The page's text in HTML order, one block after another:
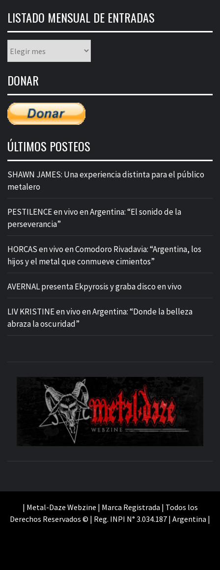
LISTADO MENSUAL DE ENTRADAS
mensual
entradas
DONAR
ÚLTIMOS POSTEOS
SHAWN JAMES: Una experiencia distinta para el público
metalero
PESTILENCE en vivo en Argentina: “El sonido de la
perseverancia”
HORCAS en vivo en Comodoro Rivadavia: “Argentina, los
hijos y el metal que conmueve cimientos”
AVERNAL presenta Ekpyrosis y graba disco en vivo
LIV KRISTINE en vivo en Argentina: “Donde la belleza
abraza la oscuridad”
| Metal-Daze Webzine | Marca Registrada | Todos los
Derechos Reservados © | Reg. INPI N° 3.034.187 | Argentina |